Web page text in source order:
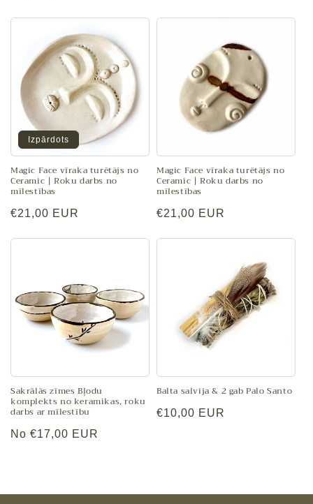
Izpārdots
Magic Face vīraka turētājs no
Ceramic | Roku darbs no
mīlestības
Parastā
€21,00 EUR
Magic Face vīraka turētājs no
Ceramic | Roku darbs no
mīlestības
Parastā
€21,00 EUR
Sakrālās zīmes Bļodu
komplekts no keramikas, roku
darbs ar mīlestību
Parastā
No €17,00 EUR
Balta salvija & 2 gab Palo Santo
Parastā
€10,00 EUR